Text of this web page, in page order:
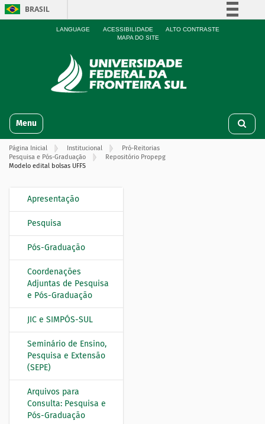
BRASIL
Simplifique!
Participe
Acesso à informação
LANGUAGE ACESSIBILIDADE
ALTO CONTRASTE
MAPA DO SITE
v
Toggle navigation
Página Inicial Institucional
Pró-Reitorias
Pesquisa e Pós-Graduação
Repositório Propepg
Modelo edital bolsas UFFS
g
ã
Apresentação
Pesquisa
Pós-Graduação
Coordenações
Adjuntas de Pesquisa
e Pós-Graduação
JIC e SIMPÓS-SUL
Seminário de Ensino,
Pesquisa e Extensão
(SEPE)
Arquivos para
Consulta: Pesquisa e
Pós-Graduação